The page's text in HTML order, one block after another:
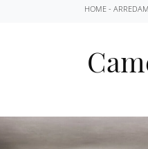
HOME-